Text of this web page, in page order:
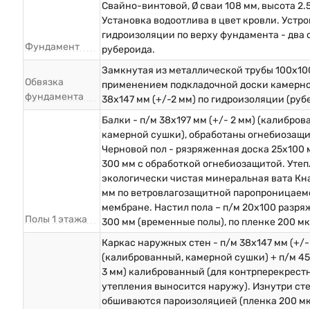
Фундамент
Свайно-винтовой, Ø сваи 108 мм, высота
Установка водоотлива в цвет кровли.
гидроизоляции по верху фундамента - два
рубероида.
Обвязка
фундамента
Замкнутая из металлической трубы
применением подкладочной доски
38х147 мм (+/-2 мм) по гидроизоляции
Полы 1 этажа
Балки - п/м 38х197 мм (+/- 2 мм)
камерной сушки), обработаны
Черновой пол - рязряженная доска 25х100
300 мм с обработкой огнебиозащитой.
экологически чистая минеральная вата
мм по ветровлагозащитной
мембране. Настил пола – п/м 20х100
300 мм (временные полы), по пленке 200
Каркас наружных стен - п/м 38х147 мм
(калиброванный, камерной сушки) + п/м
3 мм) калиброванный (для
утепления выносится наружу). Изнутри
обшиваются пароизоляцией (пленка 200